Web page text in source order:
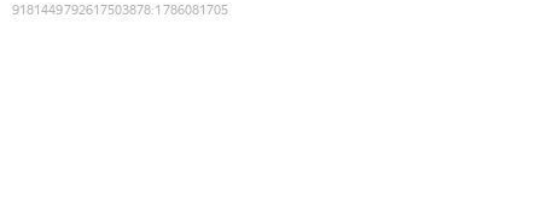
9181449792617503878:1786081705